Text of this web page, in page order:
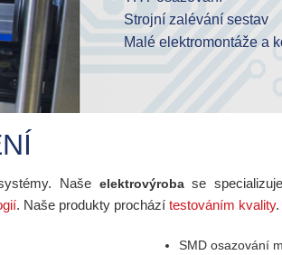
Strojní zalévání sestav
Malé elektromontáže a
Elektrický funkční test
Testovací zařízení MICA
Kontrola kvality
UL certifikace
Výroba kabelových
Zakázkové řezání
Více než 100 pracovníků
ca. 3000 m² výrobní
90% výroby odchází na
Naše elektrovýrobase
. Naše produkty prochází testováním kvality.
SMD osazování